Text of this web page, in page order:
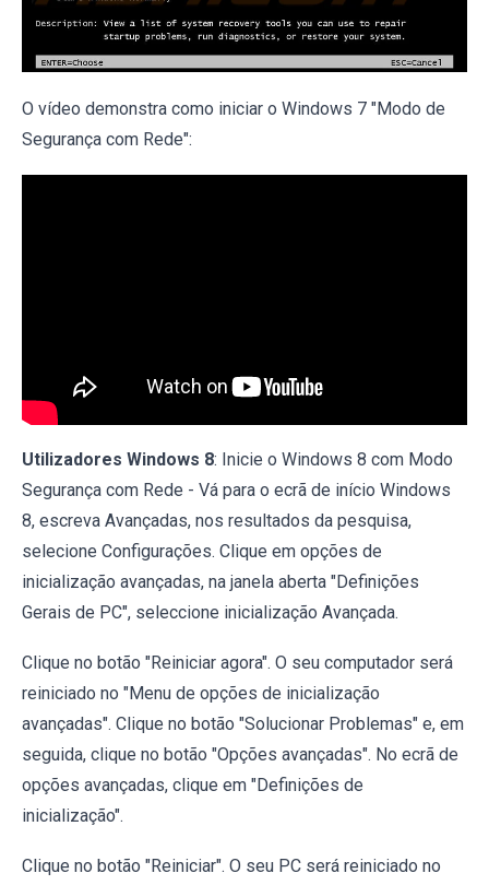
O vídeo demonstra como iniciar o Windows 7 "Modo de
Segurança com Rede":
Utilizadores Windows 8: Inicie o Windows 8 com Modo
Segurança com Rede - Vá para o ecrã de início Windows
8, escreva Avançadas, nos resultados da pesquisa,
selecione Configurações. Clique em opções de
inicialização avançadas, na janela aberta "Definições
Gerais de PC", seleccione inicialização Avançada.
Clique no botão "Reiniciar agora". O seu computador será
reiniciado no "Menu de opções de inicialização
avançadas". Clique no botão "Solucionar Problemas" e, em
seguida, clique no botão "Opções avançadas". No ecrã de
opções avançadas, clique em "Definições de
inicialização".
Clique no botão "Reiniciar". O seu PC será reiniciado no